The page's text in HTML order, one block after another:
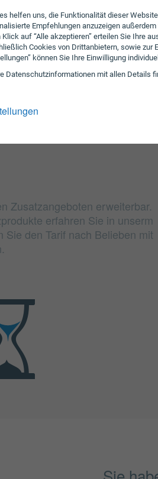
helfen uns, die Funktionalität dieser
Empfehlungen anzuzeigen
Klick auf “Alle akzeptieren” erteilen Sie Ihre
Cookies von Drittanbietern, sowie zur
können Sie Ihre Einwilligung
Daten­schutz­informationen mit allen Details
Zusatzangeboten erweiterbar.
erfahren Sie in unserm
Sie den Tarif nach Belieben mit